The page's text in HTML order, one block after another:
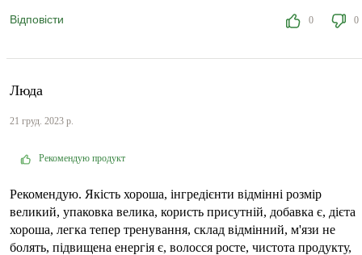
Відповісти 0 0
Люда
21 груд. 2023 р.
Рекомендую продукт
Рекомендую. Якість хороша, інгредієнти відмінні розмір
великий, упаковка велика, користь присутній, добавка є, дієта
хороша, легка тепер тренування, склад відмінний, м'язи не
болять, підвищена енергія є, волосся росте, чистота продукту,